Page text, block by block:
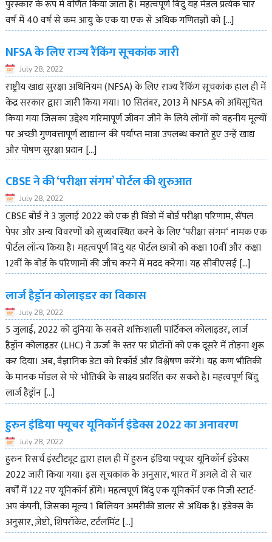
पुरस्कार के रूप में वर्णित किया जाता है। महत्वपूर्ण बिंदु यह मेडल प्रत्येक चार
वर्ष में 40 वर्ष से कम आयु के एक या एक से अधिक गणितज्ञों को […]
NFSA के लिए राज्य रैंकिंग सूचकांक जारी
July 28, 2022
राष्ट्रीय खाद्य सुरक्षा अधिनियम (NFSA) के लिए राज्य रैंकिंग सूचकांक हाल ही में
केंद्र सरकार द्वारा जारी किया गया। 10 सितंबर, 2013 में NFSA को अधिसूचित
किया गया जिसका उद्देश्य गरिमापूर्ण जीवन जीने के लिये लोगों को वहनीय मूल्‍यों
पर अच्‍छी गुणवत्तापूर्ण खाद्यान्‍न की पर्याप्‍त मात्रा उपलब्‍ध कराते हुए उन्‍हें खाद्य
और पोषण सुरक्षा प्रदान […]
CBSE ने की ‘परीक्षा संगम’ पोर्टल की शुरुआत
July 28, 2022
CBSE बोर्ड ने 3 जुलाई 2022 को एक ही विंडो में बोर्ड परीक्षा परिणाम, सैंपल
पेपर और अन्य विवरणों को सुव्यवस्थित करने के लिए ‘परीक्षा संगम‘ नामक एक
पोर्टल लॉन्च किया है। महत्वपूर्ण बिंदु यह पोर्टल छात्रों को कक्षा 10वीं और कक्षा
12वीं के बोर्ड के परिणामों की जाँच करने में मदद करेगा। यह सीबीएसई […]
लार्ज हैड्रॉन कोलाइडर का विकास
July 28, 2022
5 जुलाई, 2022 को दुनिया के सबसे शक्तिशाली पार्टिकल कोलाइडर, लार्ज
हैड्रॉन कोलाइडर (LHC) ने ऊर्जा के स्तर पर प्रोटॉनों को एक दूसरे में तोड़ना शुरू
कर दिया। अब, वैज्ञानिक डेटा को रिकॉर्ड और विश्लेषण करेंगे। यह कण भौतिकी
के मानक मॉडल से परे भौतिकी के साक्ष्य प्रदर्शित कर सकते है। महत्वपूर्ण बिंदु
लार्ज हैड्रॉन […]
हुरुन इंडिया फ्यूचर यूनिकॉर्न इंडेक्स 2022 का अनावरण
July 28, 2022
हुरुन रिसर्च इंस्टीट्यूट द्वारा हाल ही में हुरुन इंडिया फ्यूचर यूनिकॉर्न इंडेक्स
2022 जारी किया गया। इस सूचकांक के अनुसार, भारत में अगले दो से चार
वर्षों में 122 नए यूनिकॉर्न होंगे। महत्वपूर्ण बिंदु एक यूनिकॉर्न एक निजी स्टार्ट-
अप कंपनी, जिसका मूल्य 1 बिलियन अमरीकी डालर से अधिक है। इंडेक्स के
अनुसार, ज़ेप्टो, शिपरॉकेट, टर्टलमिंट […]